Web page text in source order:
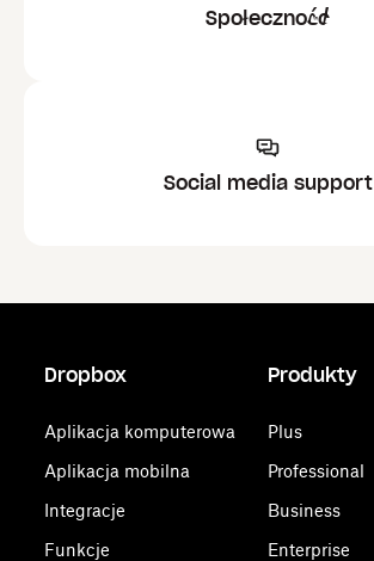
Społeczność
Social media support
Dropbox
Aplikacja komputerowa
Aplikacja mobilna
Integracje
Funkcje
Produkty
Plus
Professional
Business
Enterprise